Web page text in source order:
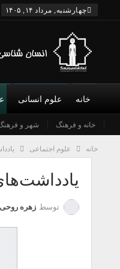
چهارشنبه, مرداد ۱۴, ۱۴۰۵
خانه
درباره ما شورای عالی
علوم انسانی
آموزش و پرورش
ارتباطات اوقات فراغت خانه و فرهنگ شهر و
خانه علوم اجتماعی
توسط زهره روحی